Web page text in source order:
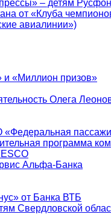
– детям
от «Клуба
авиалинии»)
и «Миллион призов»
Олега
программа
Альфа-Банка
от Банка ВТБ
Свердловской